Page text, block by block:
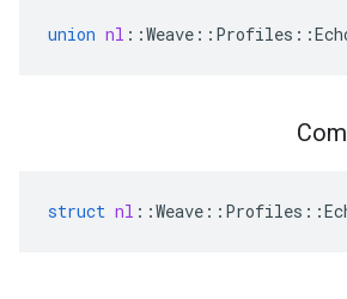
union nl ::Weave :: Profiles ::
struct nl ::Weave :: Profiles ::